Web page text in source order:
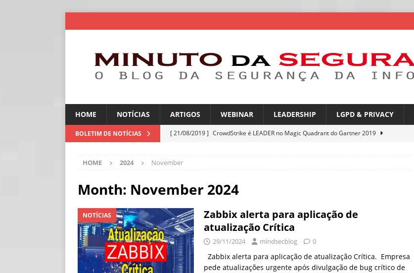
HOME NOTÍCIAS ARTIGOS WEBINAR LEADERSHIP LGPD & PRIVACY
BOLETIM DE NOTÍCIAS [ 21/08/2019 ] CrowdStrike é LEADER no Magic Quadrant do Gartner 2019
[ 06/08/2026 ]
industriais
NOTÍCIAS
NOTÍCIAS
[ 06/08/2026 ]
Falsas promessas de emprego na Meta, Disney, Coca-Cola e Spotify
NOTÍCIAS
[ 06/08/2026 ] Sem guardrails, a autonomia da IA se torna um risco
NOTÍCIAS
HOME 2024 November
Month: November 2024
NOTÍCIAS
Zabbix alerta para aplicação de
atualização Crítica
29/11/2024 mindsecblog 0
Zabbix alerta para aplicação de atualização Crítica. Empresa
pede atualizações urgente após divulgação de bug crítico de